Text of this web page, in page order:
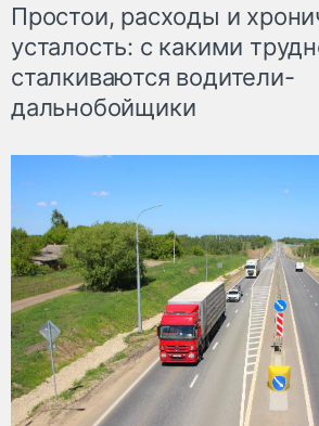
Простои, расходы и
усталость: с какими
сталкиваются водители-
дальнобойщики